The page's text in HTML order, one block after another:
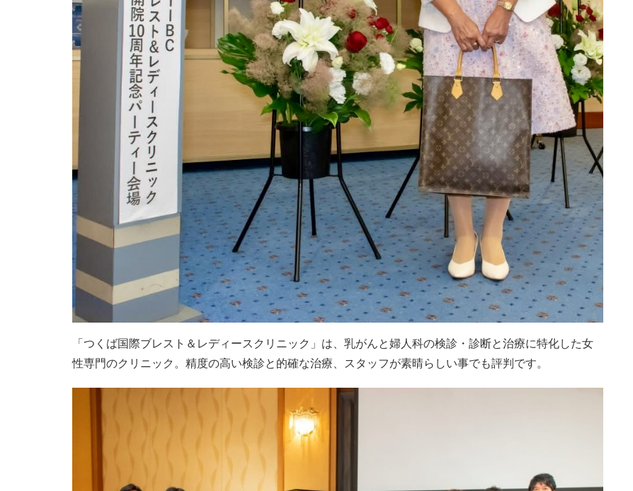
「つくば国際ブレスト＆レディースクリニック」は、乳がんと婦人科の検診・診断と治療に特化した女
性専門のクリニック。精度の高い検診と的確な治療、スタッフが素晴らしい事でも評判です。